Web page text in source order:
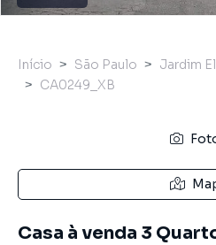
Início São Paulo Jardim
CA0249_XB
Casa à venda 3